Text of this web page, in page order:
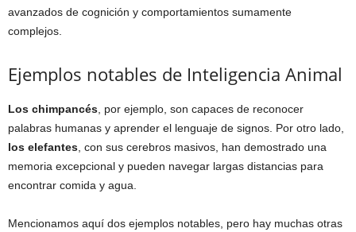
avanzados de cognición y comportamientos sumamente
complejos.
Ejemplos notables de Inteligencia Animal
Los chimpancés , por ejemplo, son capaces de reconocer
palabras humanas y aprender el lenguaje de signos. Por otro lado,
los elefantes , con sus cerebros masivos, han demostrado una
memoria excepcional y pueden navegar largas distancias para
encontrar comida y agua.
Mencionamos aquí dos ejemplos notables, pero hay muchas otras